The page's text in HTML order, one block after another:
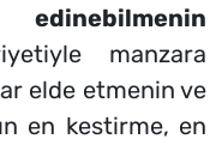
edinebilmenin
manzara
elde etmenin ve
en kestirme, en